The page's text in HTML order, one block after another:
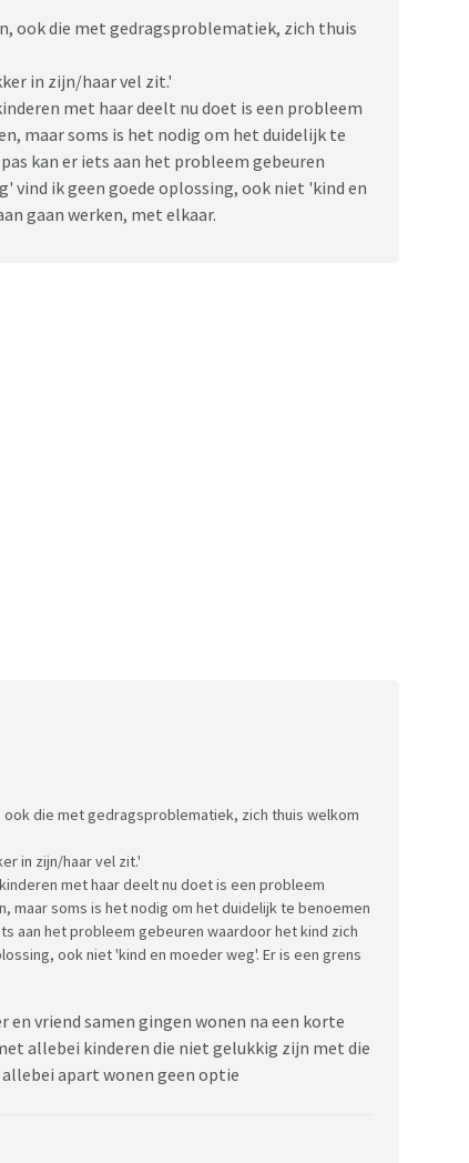
ook die met gedragsproblematiek, zich thuis
in zijn/haar vel zit.'
met haar deelt nu doet is een probleem
maar soms is het nodig om het duidelijk te
kan er iets aan het probleem gebeuren
vind ik geen goede oplossing, ook niet 'kind en
gaan werken, met elkaar.
die met gedragsproblematiek, zich thuis welkom
in zijn/haar vel zit.'
met haar deelt nu doet is een probleem
soms is het nodig om het duidelijk te benoemen
aan het probleem gebeuren waardoor het kind zich
ook niet 'kind en moeder weg'. Er is een grens
en vriend samen gingen wonen na een korte
allebei kinderen die niet gelukkig zijn met die
apart wonen geen optie